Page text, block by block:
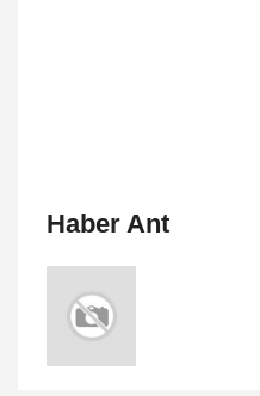
Haber Ant